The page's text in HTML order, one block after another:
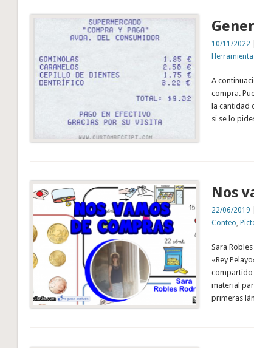
10/11/2022
A
compra.
la cantidad
si se lo
Nos
22/06/2019
Conteo,
Sara
«Rey
compartido
material
primeras